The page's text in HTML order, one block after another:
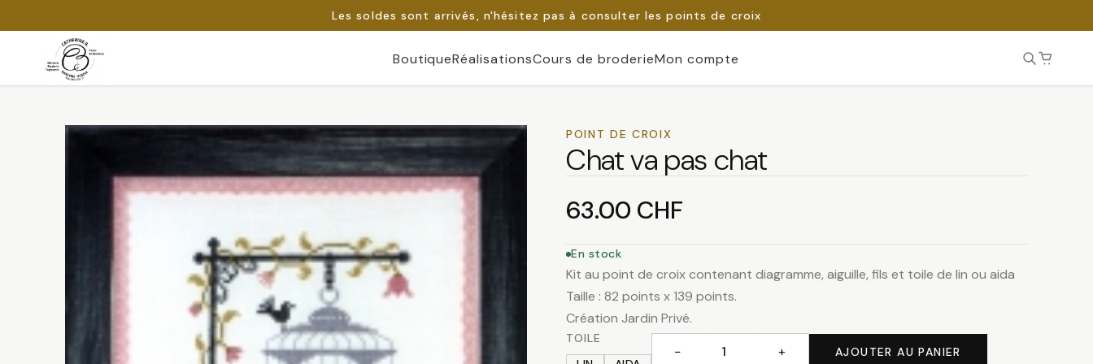
Les soldes sont arrivés, n'hésitez pas à consulter les points de croix
Passer
BoutiqueRéalisationsCours de broderieMon compte
POINT DE CROIX
Chat va pas chat
63.00 CHF
En stock
Kit au point de croix contenant diagramme, aiguille, fils et toile de lin ou aida
Taille : 82 points x 139 points.
Création Jardin Privé.
TOILE
− + AJOUTER AU PANIER